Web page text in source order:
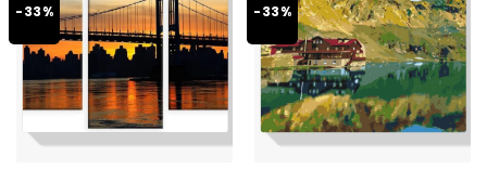
-33% -33%